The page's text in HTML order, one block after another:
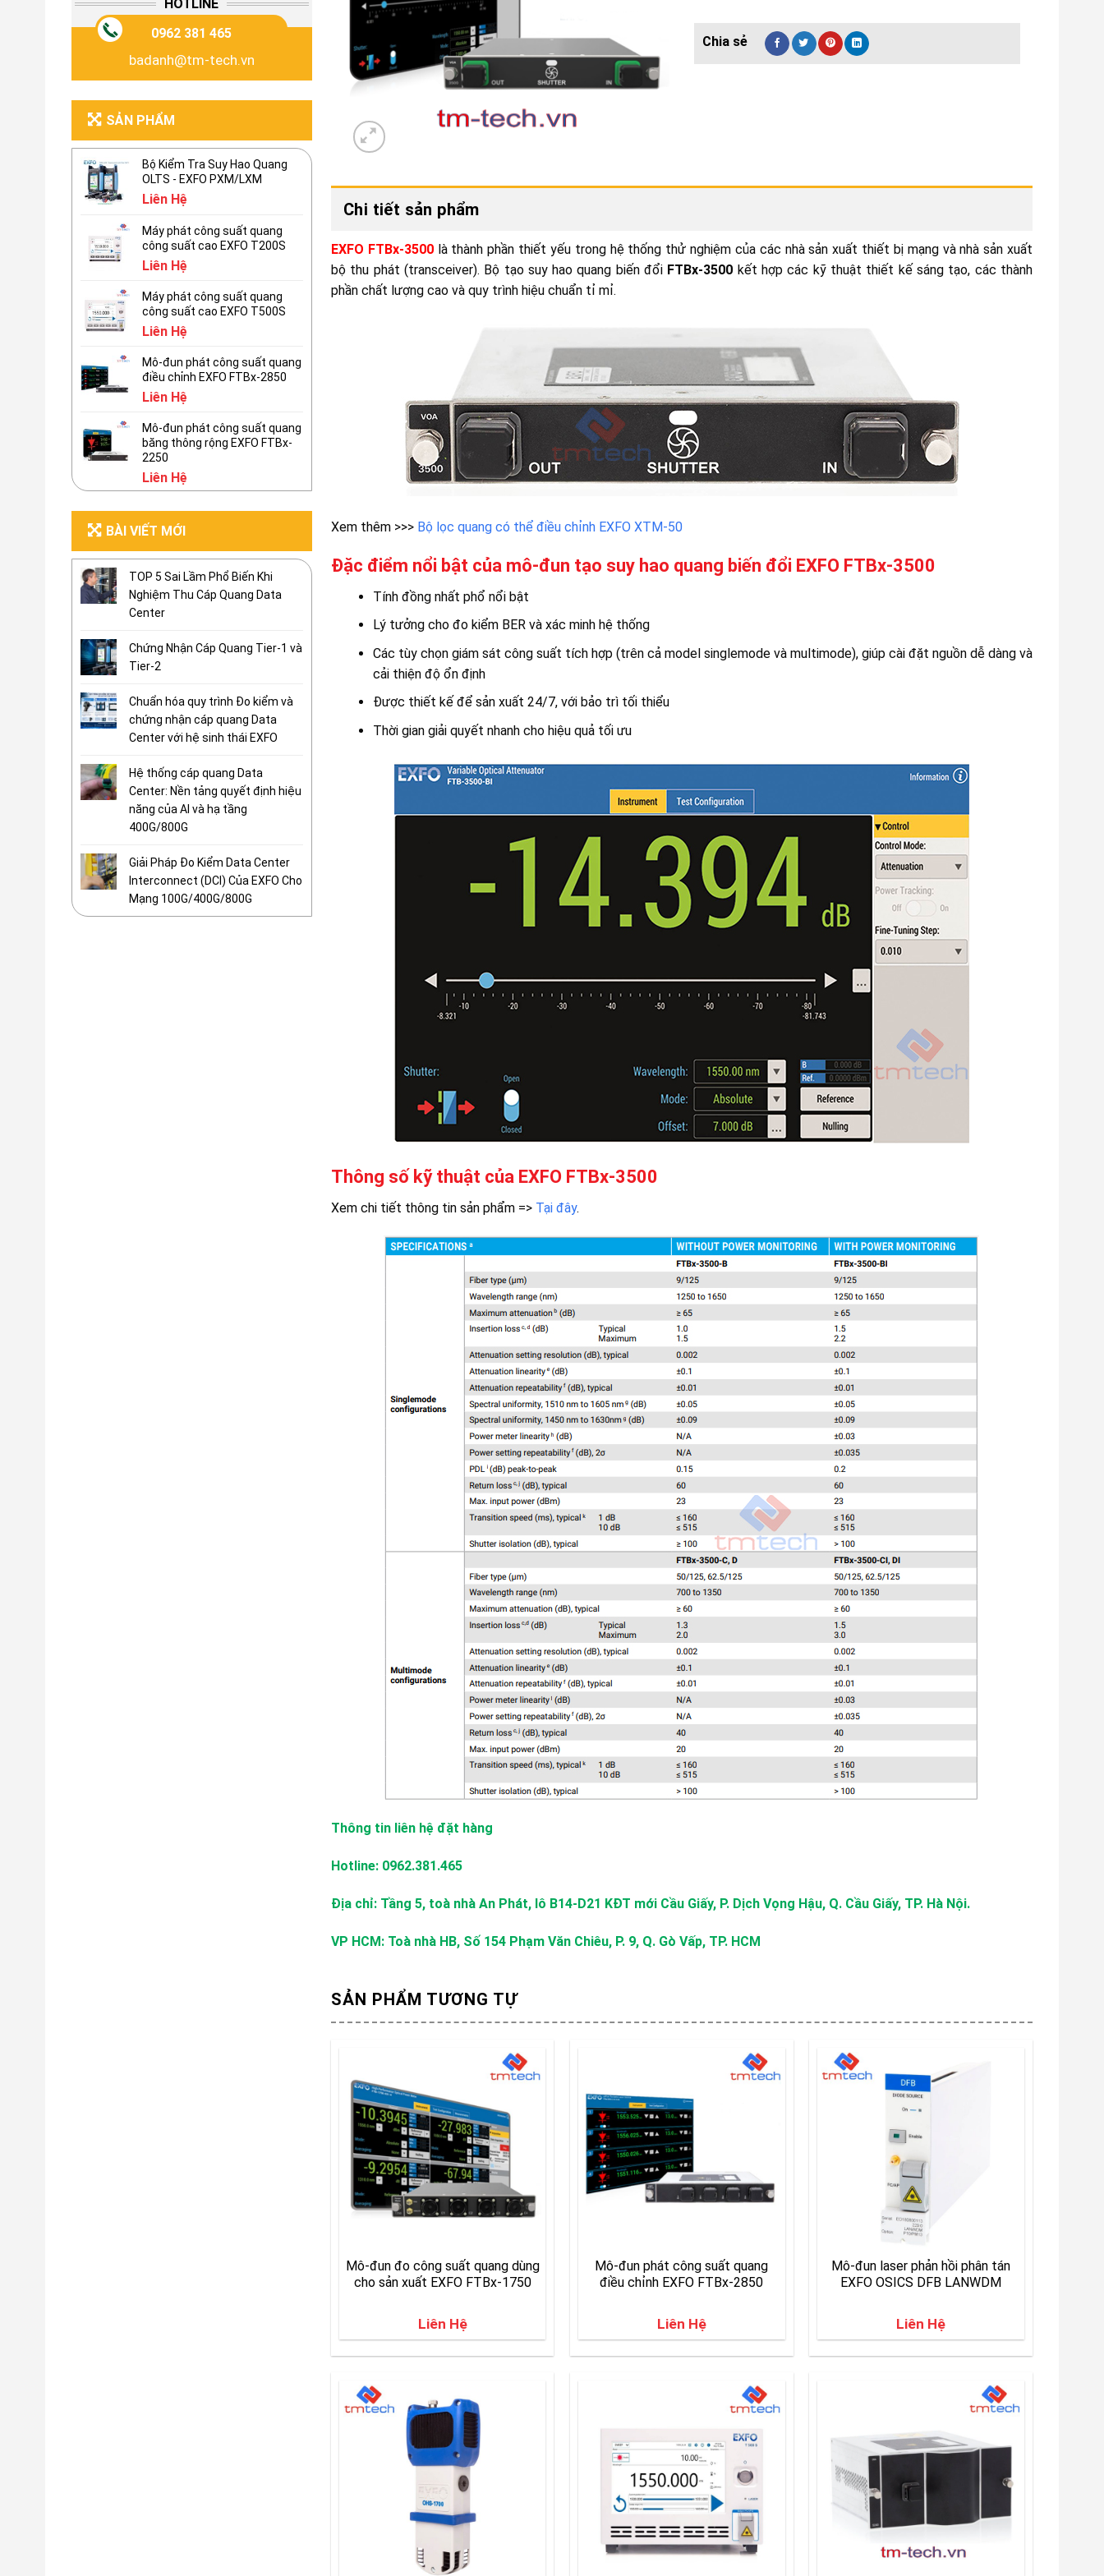
Chi tiết sản phẩm
EXFO FTBx-3500là thành phần thiết yếu trong hệ thống thử nghiệm của các nhà sản xuất thiết bị mạng và nhà sản xuất
bộ thu phát (transceiver). Bộ tạo suy hao quang biến đổi FTBx-3500 kết hợp các kỹ thuật thiết kế sáng tạo, các thành
phần chất lượng cao và quy trình hiệu chuẩn tỉ mỉ.
Xem thêm >>> Bộ lọc quang có thể điều chỉnh EXFO XTM-50
Đặc điểm nổi bật của mô-đun tạo suy hao quang biến đổi EXFO FTBx-3500
Tính đồng nhất phổ nổi bật
Lý tưởng cho đo kiểm BER và xác minh hệ thống
Các tùy chọn giám sát công suất tích hợp (trên cả model singlemode và multimode), giúp cài đặt nguồn dễ dàng và
cải thiện độ ổn định
Được thiết kế để sản xuất 24/7, với bảo trì tối thiểu
Thời gian giải quyết nhanh cho hiệu quả tối ưu
Thông số kỹ thuật của EXFO FTBx-3500
Xem chi tiết thông tin sản phẩm => Tại đây.
Thông tin liên hệ đặt hàng
Hotline: 0962.381.465
Địa chỉ: Tầng 5, toà nhà An Phát, lô B14-D21 KĐT mới Cầu Giấy, P. Dịch Vọng Hậu, Q. Cầu Giấy, TP. Hà Nội.
VP HCM: Toà nhà HB, Số 154 Phạm Văn Chiêu, P. 9, Q. Gò Vấp, TP. HCM
SẢN PHẨM TƯƠNG TỰ
Mô-đun đo công suất quang dùng
cho sản xuất EXFO FTBx-1750
Liên Hệ
Mô-đun phát công suất quang
điều chỉnh EXFO FTBx-2850
Liên Hệ
Mô-đun laser phản hồi phân tán
EXFO OSICS DFB LANWDM
Liên Hệ
HOTLINE
0962 381 465
badanh@tm-tech.vn
SẢN PHẨM
Bộ Kiểm Tra Suy Hao Quang
OLTS - EXFO PXM/LXM
Liên Hệ
Máy phát công suất quang
công suất cao EXFO T200S
Liên Hệ
Máy phát công suất quang
công suất cao EXFO T500S
Liên Hệ
Mô-đun phát công suất quang
điều chỉnh EXFO FTBx-2850
Liên Hệ
Mô-đun phát công suất quang
băng thông rộng EXFO FTBx-
2250
Liên Hệ
BÀI VIẾT MỚI
TOP 5 Sai Lầm Phổ Biến Khi
Nghiệm Thu Cáp Quang Data
Center
Chứng Nhận Cáp Quang Tier-1 và
Tier-2
Chuẩn hóa quy trình Đo kiểm và
chứng nhận cáp quang Data
Center với hệ sinh thái EXFO
Hệ thống cáp quang Data
Center: Nền tảng quyết định hiệu
năng của AI và hạ tầng
400G/800G
Giải Pháp Đo Kiểm Data Center
Interconnect (DCI) Của EXFO Cho
Mạng 100G/400G/800G